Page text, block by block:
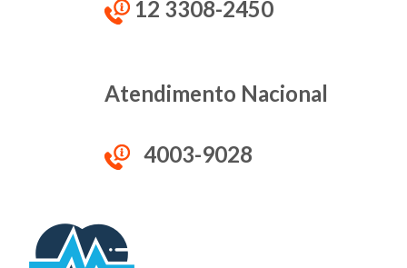
12 3308-2450
Atendimento Nacional
4003-9028